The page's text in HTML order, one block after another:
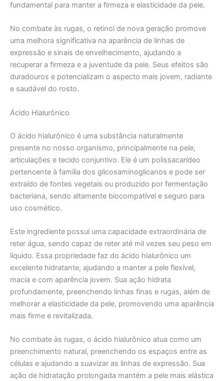
fundamental para manter a firmeza e elasticidade da pele.
No combate às rugas, o retinol de nova geração promove
uma melhora significativa na aparência de linhas de
expressão e sinais de envelhecimento, ajudando a
recuperar a firmeza e a juventude da pele. Seus efeitos são
duradouros e potencializam o aspecto mais jovem, radiante
e saudável do rosto.
Ácido Hialurônico
O ácido hialurônico é uma substância naturalmente
presente no nosso organismo, principalmente na pele,
articulações e tecido conjuntivo. Ele é um polissacarídeo
pertencente à família dos glicosaminoglicanos e pode ser
extraído de fontes vegetais ou produzido por fermentação
bacteriana, sendo altamente biocompatível e seguro para
uso cosmético.
Este ingrediente possui uma capacidade extraordinária de
reter água, sendo capaz de reter até mil vezes seu peso em
líquido. Essa propriedade faz do ácido hialurônico um
excelente hidratante, ajudando a manter a pele flexível,
macia e com aparência jovem. Sua ação hidrata
profundamente, preenchendo linhas finas e rugas, além de
melhorar a elasticidade da pele, promovendo uma aparência
mais firme e revitalizada.
No combate às rugas, o ácido hialurônico atua como um
preenchimento natural, preenchendo os espaços entre as
células e ajudando a suavizar as linhas de expressão. Sua
ação de hidratação prolongada mantém a pele mais elástica